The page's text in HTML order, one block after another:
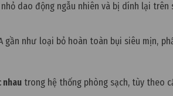
dao động ngẫu nhiên và bị dính lại trên
gần như loại bỏ hoàn toàn bụi siêu mịn,
nhau trong hệ thống phòng sạch, tùy theo